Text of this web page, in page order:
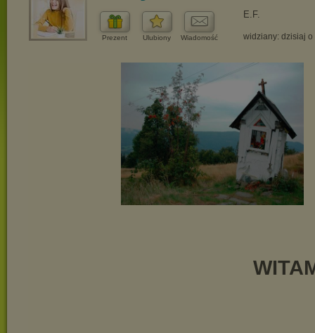
Prezent Ulubiony Wiadomość
E.F.
widziany: dzisiaj o